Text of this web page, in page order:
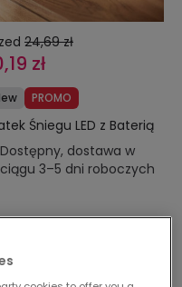
24,69 zł
zł
PROMO
Śniegu LED z Baterią
Dostępny, dostawa w
ciągu 3–5 dni roboczych